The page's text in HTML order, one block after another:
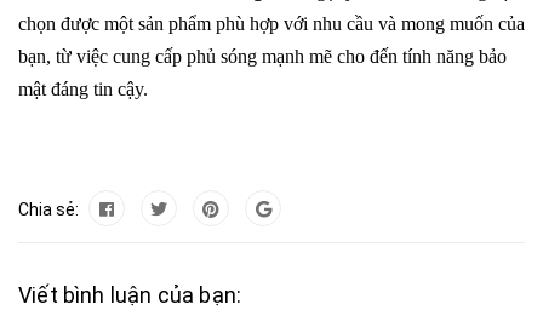
chọn được một sản phẩm phù hợp với nhu cầu và mong muốn của
bạn, từ việc cung cấp phủ sóng mạnh mẽ cho đến tính năng bảo
mật đáng tin cậy.
Chia sẻ:
Viết bình luận của bạn: